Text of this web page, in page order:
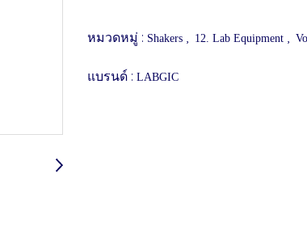
หมวดหมู่ : Shakers 12. Lab Equipment
แบรนด์ : LABGIC